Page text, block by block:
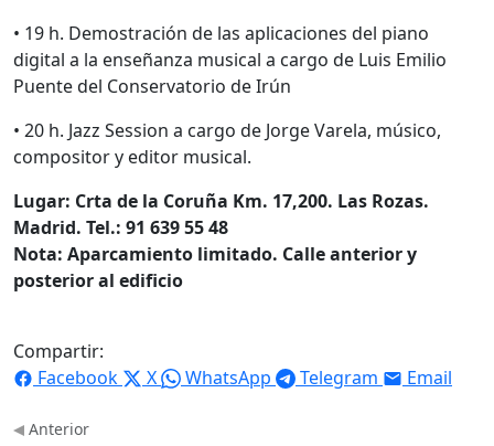
• 19 h. Demostración de las aplicaciones del piano
digital a la enseñanza musical a cargo de Luis Emilio
Puente del Conservatorio de Irún
• 20 h. Jazz Session a cargo de Jorge Varela, músico,
compositor y editor musical.
Lugar: Crta de la Coruña Km. 17,200. Las Rozas.
Madrid. Tel.: 91 639 55 48
Nota: Aparcamiento limitado. Calle anterior y
posterior al edificio
Compartir:
Facebook
X WhatsApp Telegram Email
Anterior